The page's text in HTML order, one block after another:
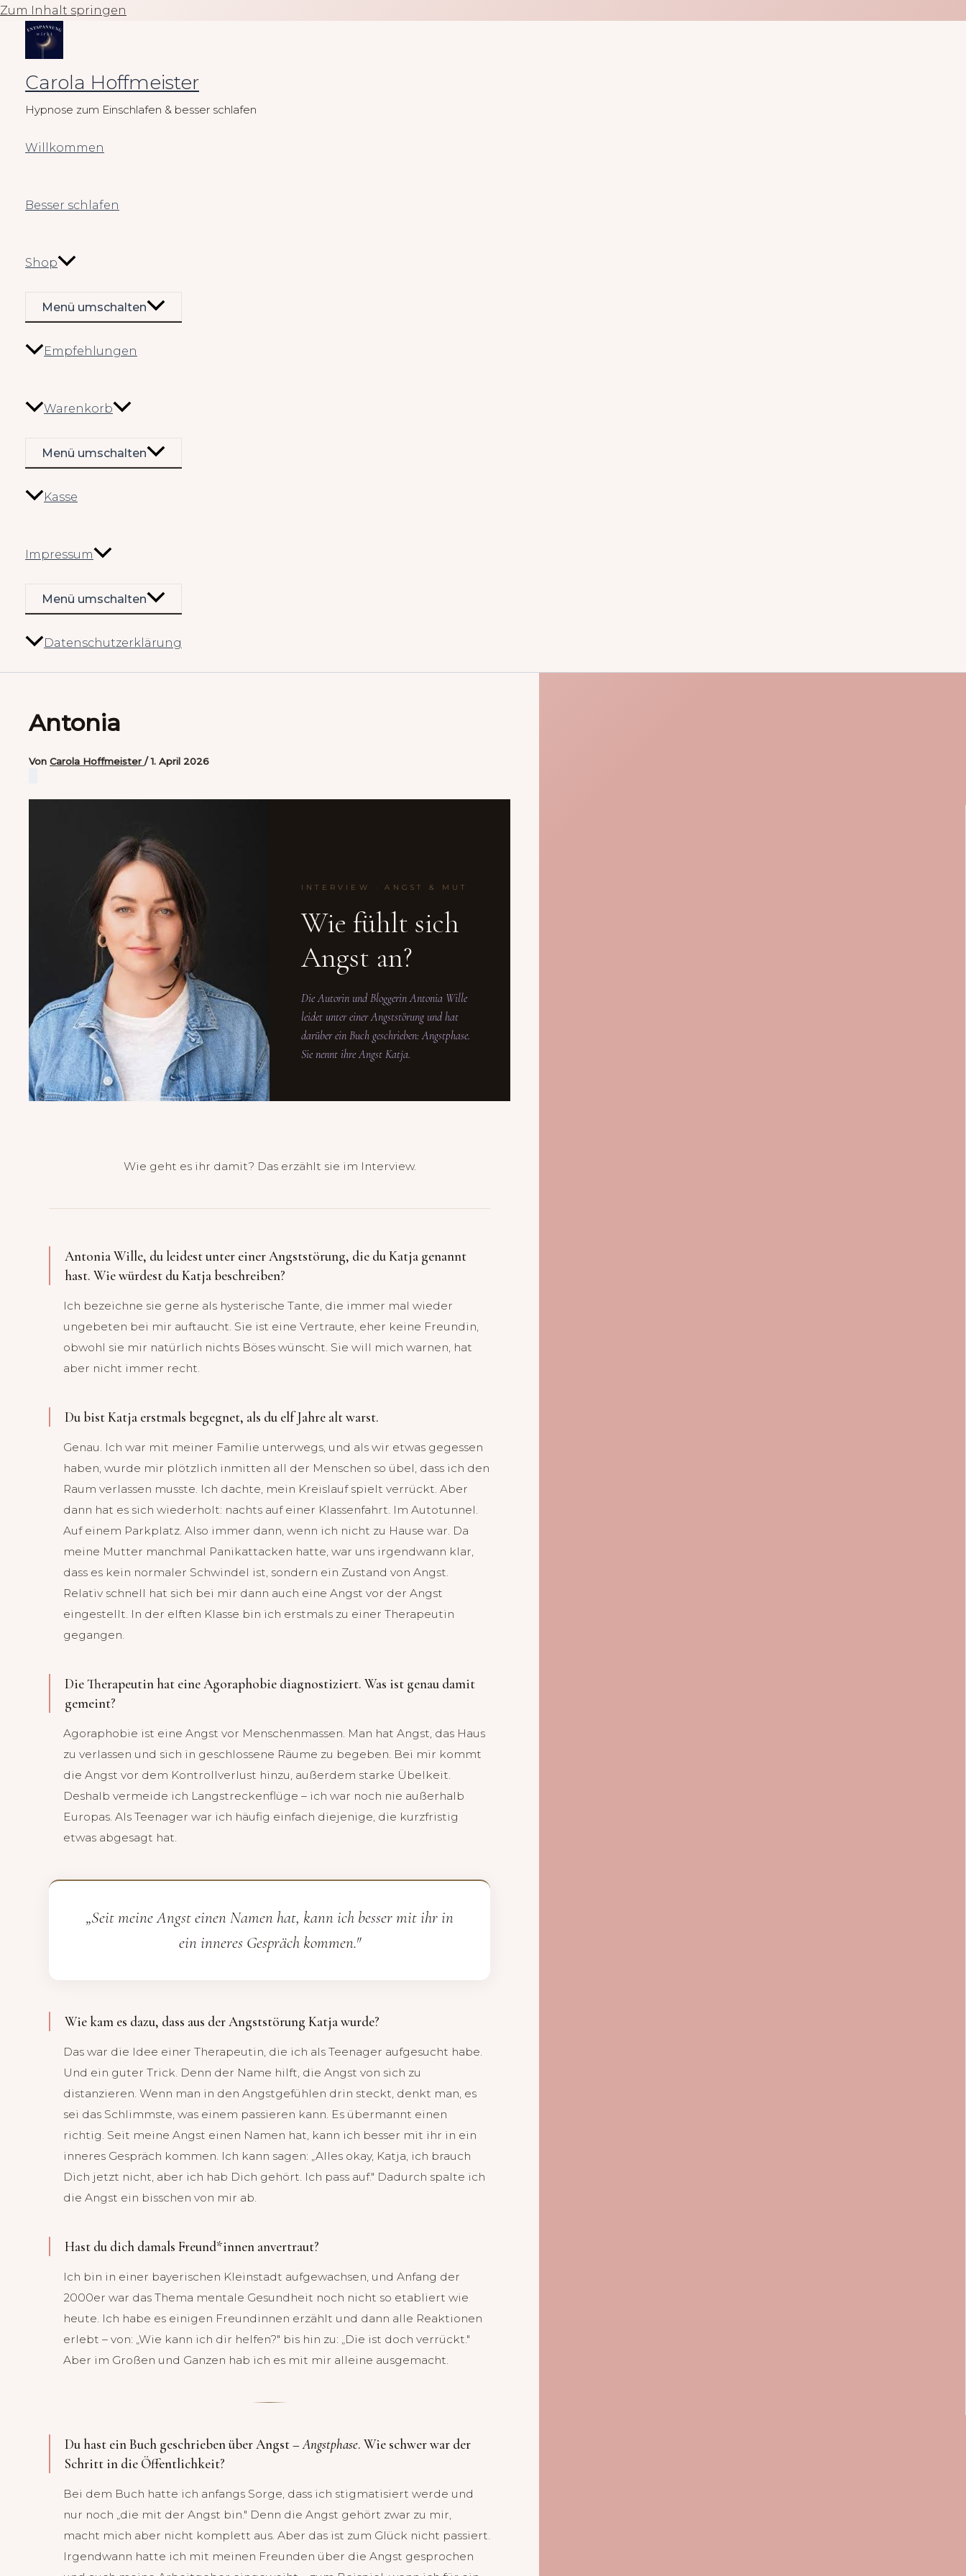
Zum Inhalt springen
Carola Hoffmeister
Hypnose zum Einschlafen & besser schlafen
Willkommen
Besser schlafen
Shop
Menü umschalten
Empfehlungen
Warenkorb
Menü umschalten
Kasse
Impressum
Menü umschalten
Datenschutzerklärung
Antonia
Von Carola Hoffmeister /1. April 2026
INTERVIEW · ANGST & MUT
Wie fühlt sich
Angst an?
Die Autorin und Bloggerin Antonia Wille
leidet unter einer Angststörung und hat
darüber ein Buch geschrieben:Angstphase.
Sie nennt ihre Angst Katja.
Wie geht es ihr damit? Das erzählt sie im Interview.
Antonia Wille, du leidest unter einer Angststörung, die du Katja genannt
hast. Wie würdest du Katja beschreiben?
Ich bezeichne sie gerne als hysterische Tante, die immer mal wieder
ungebeten bei mir auftaucht. Sie ist eine Vertraute, eher keine Freundin,
obwohl sie mir natürlich nichts Böses wünscht. Sie will mich warnen, hat
aber nicht immer recht.
Du bist Katja erstmals begegnet, als du elf Jahre alt warst.
Genau. Ich war mit meiner Familie unterwegs, und als wir etwas gegessen
haben, wurde mir plötzlich inmitten all der Menschen so übel, dass ich den
Raum verlassen musste. Ich dachte, mein Kreislauf spielt verrückt. Aber
dann hat es sich wiederholt: nachts auf einer Klassenfahrt. Im Autotunnel.
Auf einem Parkplatz. Also immer dann, wenn ich nicht zu Hause war. Da
meine Mutter manchmal Panikattacken hatte, war uns irgendwann klar,
dass es kein normaler Schwindel ist, sondern ein Zustand von Angst.
Relativ schnell hat sich bei mir dann auch eine Angst vor der Angst
eingestellt. In der elften Klasse bin ich erstmals zu einer Therapeutin
gegangen.
Die Therapeutin hat eine Agoraphobie diagnostiziert. Was ist genau damit
gemeint?
Agoraphobie ist eine Angst vor Menschenmassen. Man hat Angst, das Haus
zu verlassen und sich in geschlossene Räume zu begeben. Bei mir kommt
die Angst vor dem Kontrollverlust hinzu, außerdem starke Übelkeit.
Deshalb vermeide ich Langstreckenflüge – ich war noch nie außerhalb
Europas. Als Teenager war ich häufig einfach diejenige, die kurzfristig
etwas abgesagt hat.
„Seit meine Angst einen Namen hat, kann ich besser mit ihr in
ein inneres Gespräch kommen."
Wie kam es dazu, dass aus der Angststörung Katja wurde?
Das war die Idee einer Therapeutin, die ich als Teenager aufgesucht habe.
Und ein guter Trick. Denn der Name hilft, die Angst von sich zu
distanzieren. Wenn man in den Angstgefühlen drin steckt, denkt man, es
sei das Schlimmste, was einem passieren kann. Es übermannt einen
richtig. Seit meine Angst einen Namen hat, kann ich besser mit ihr in ein
inneres Gespräch kommen. Ich kann sagen: „Alles okay, Katja, ich brauch
Dich jetzt nicht, aber ich hab Dich gehört. Ich pass auf." Dadurch spalte ich
die Angst ein bisschen von mir ab.
Hast du dich damals Freund*innen anvertraut?
Ich bin in einer bayerischen Kleinstadt aufgewachsen, und Anfang der
2000er war das Thema mentale Gesundheit noch nicht so etabliert wie
heute. Ich habe es einigen Freundinnen erzählt und dann alle Reaktionen
erlebt – von: „Wie kann ich dir helfen?" bis hin zu: „Die ist doch verrückt."
Aber im Großen und Ganzen hab ich es mit mir alleine ausgemacht.
Du hast ein Buch geschrieben über Angst – Angstphase. Wie schwer war der
Schritt in die Öffentlichkeit?
Bei dem Buch hatte ich anfangs Sorge, dass ich stigmatisiert werde und
nur noch „die mit der Angst bin." Denn die Angst gehört zwar zu mir,
macht mich aber nicht komplett aus. Aber das ist zum Glück nicht passiert.
Irgendwann hatte ich mit meinen Freunden über die Angst gesprochen